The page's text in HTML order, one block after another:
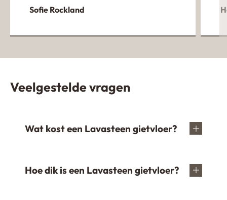
dat onze verbouwing enorm uit is
heeft zich super flexibel opgesteld.
Sofie Rockland
Veelgestelde vragen
Wat kost een Lavasteen gietvloer?
Hoe dik is een Lavasteen gietvloer?